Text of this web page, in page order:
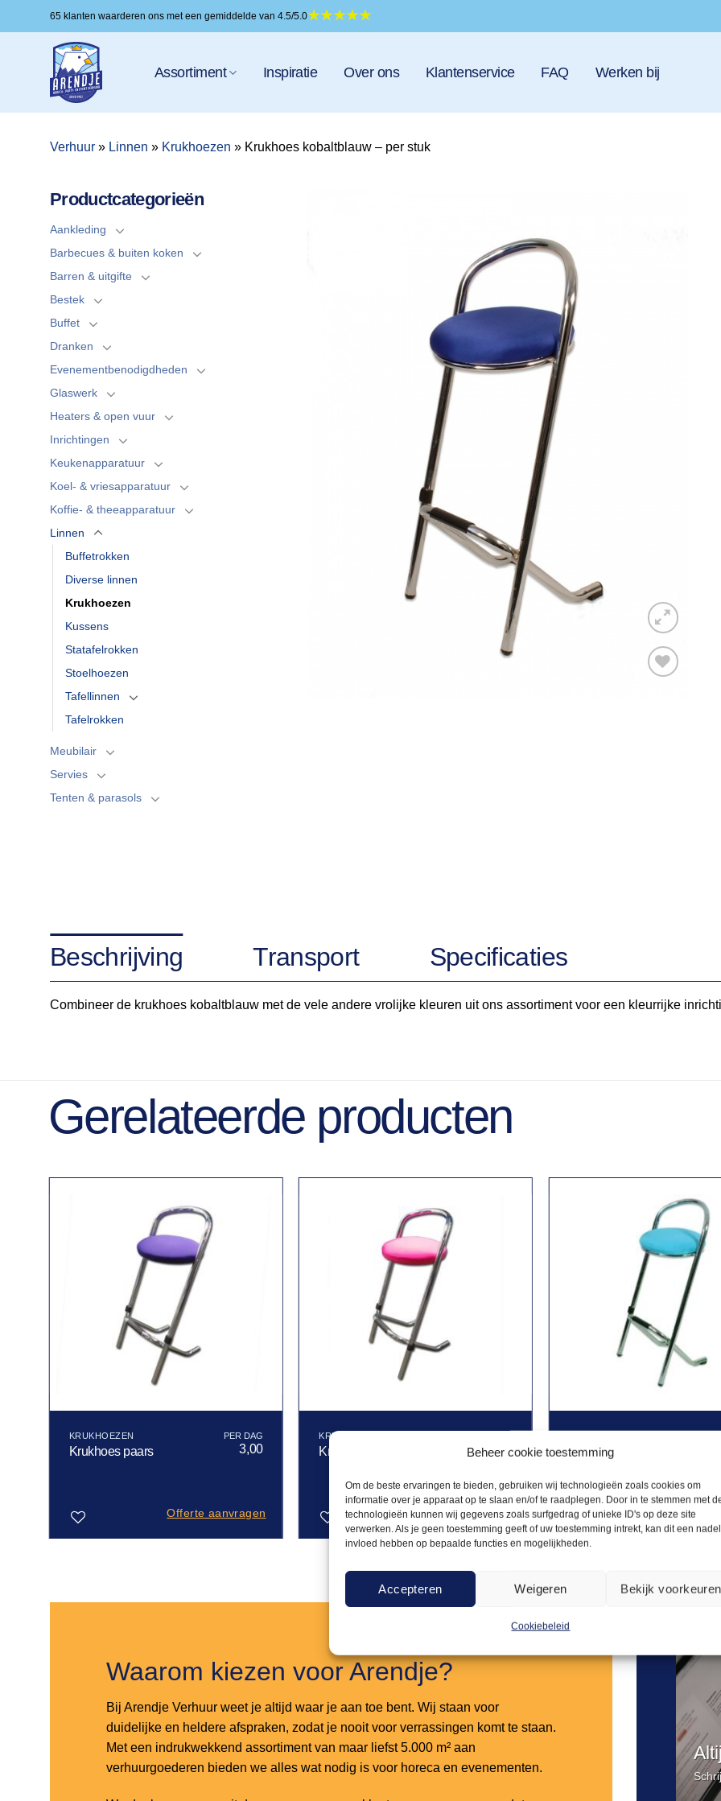
Beheer cookie toestemming
Om de beste ervaringen te bieden, gebruiken wij technologieën zoals cookies om
informatie over je apparaat op te slaan en/of te raadplegen. Door in te stemmen met
technologieën kunnen wij gegevens zoals surfgedrag of unieke ID's op deze site
verwerken. Als je geen toestemming geeft of uw toestemming intrekt, kan dit een
invloed hebben op bepaalde functies en mogelijkheden.
Accepteren Weigeren Bekijk voorkeuren
Cookiebeleid
naar
65 klanten waarderen ons met een gemiddelde van 4.5/5.0
Assortiment Inspiratie Over ons Klantenservice FAQ Werken bij
Verhuur » Linnen » Krukhoezen » Krukhoes kobaltblauw – per stuk
Productcategorieën
Aankleding
Barbecues & buiten koken
Barren & uitgifte
Bestek
Buffet
Dranken
Evenementbenodigdheden
Glaswerk
Heaters & open vuur
Inrichtingen
Keukenapparatuur
Koel- & vriesapparatuur
Koffie- & theeapparatuur
Linnen
Buffetrokken
Diverse linnen
Krukhoezen
Kussens
Statafelrokken
Stoelhoezen
Tafellinnen
Tafelrokken
Meubilair
Servies
Tenten & parasols
Beschrijving Transport Specificaties
Combineer de krukhoes kobaltblauw met de vele andere vrolijke kleuren uit ons assortiment voor een kleurrijke
Gerelateerde producten
KRUKHOEZEN
Krukhoes paars 3,00
Offerte aanvragen
KRUKHOEZEN
Krukhoes roze 3,00
Offerte aanvragen
Krukhoes lichtblauw
Offerte
verlanglijst
Waarom kiezen voor Arendje?
Bij Arendje Verhuur weet je altijd waar je aan toe bent. Wij staan voor
duidelijke en heldere afspraken, zodat je nooit voor verrassingen komt te staan.
Met een indrukwekkend assortiment van maar liefst 5.000 m² aan
verhuurgoederen bieden we alles wat nodig is voor horeca en evenementen.